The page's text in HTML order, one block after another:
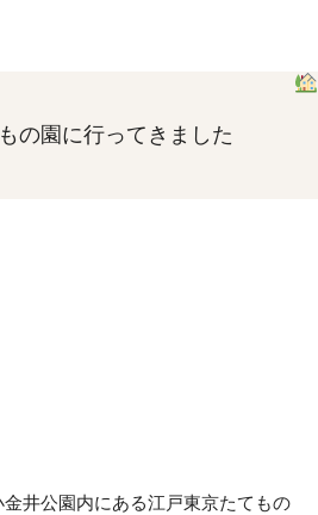
の園に行ってきました
井公園内にある江戸東京たてもの